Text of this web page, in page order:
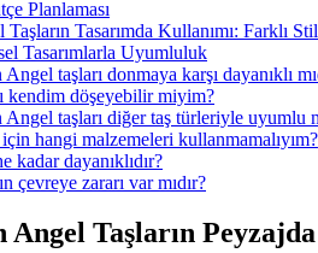
Planlaması
Tasarımda Kullanımı: Farklı
Tasarımlarla Uyumluluk
taşları donmaya karşı dayanıklı
kendim döşeyebilir miyim?
Angel taşları diğer taş türleriyle uyumlu
hangi malzemeleri kullanmamalıyım?
kadar dayanıklıdır?
çevreye zararı var mıdır?
Angel Taşların